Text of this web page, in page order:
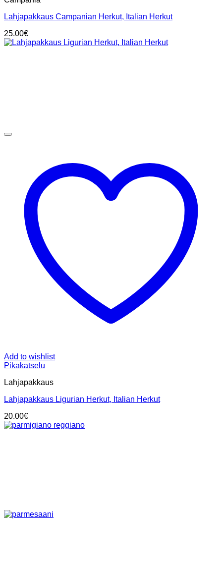
Lahjapakkaus Campanian Herkut, Italian Herkut
25.00€
Add to wishlist
Pikakatselu
Lahjapakkaus
Lahjapakkaus Ligurian Herkut, Italian Herkut
20.00€